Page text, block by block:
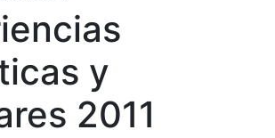
y
2011